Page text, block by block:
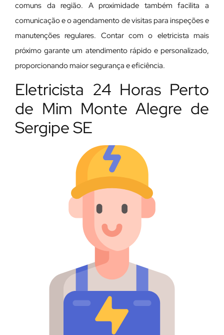
comuns da região. A proximidade também facilita a
comunicação e o agendamento de visitas para inspeções e
manutenções regulares. Contar com o eletricista mais
próximo garante um atendimento rápido e personalizado,
proporcionando maior segurança e eficiência.
Eletricista 24 Horas Perto
de Mim Monte Alegre de
Sergipe SE